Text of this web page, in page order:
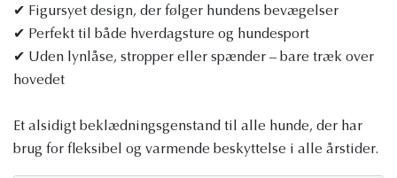
✔ Figursyet design, der følger hundens bevægelser
✔ Perfekt til både hverdagsture og hundesport
✔ Uden lynlåse, stropper eller spænder – bare træk over
hovedet
Et alsidigt beklædningsgenstand til alle hunde, der har
brug for fleksibel og varmende beskyttelse i alle årstider.